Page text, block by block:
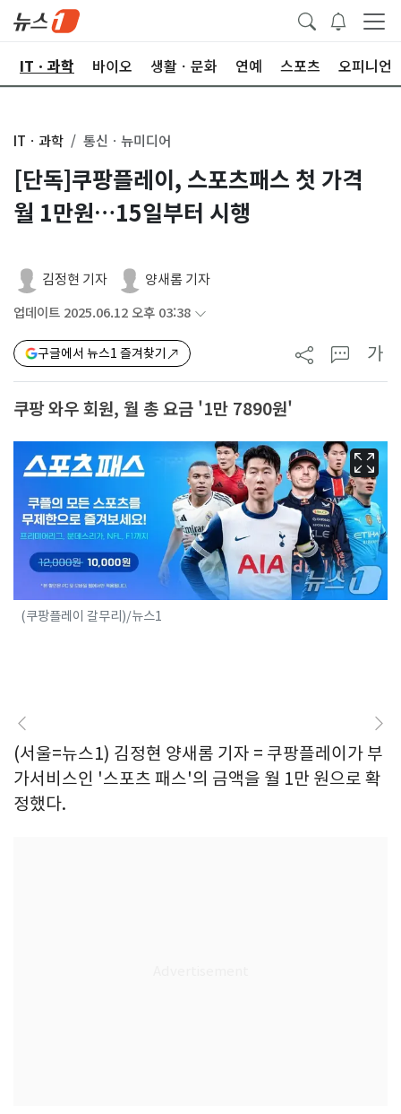
ITㆍ과학 바이오 생활ㆍ문화 연예 스포츠 오피니언
ITㆍ과학 통신ㆍ뉴미디어
[단독]쿠팡플레이, 스포츠패스 첫 가격
월 1만원…15일부터 시행
김정현 기자 양새롬 기자
업데이트 2025.06.12 오후 03:38
구글에서 뉴스1 즐겨찾기 가
쿠팡 와우 회원, 월 총 요금 '1만 7890원'
(쿠팡플레이 갈무리)/뉴스1
(서울=뉴스1) 김정현 양새롬 기자 = 쿠팡플레이가 부
가서비스인 '스포츠 패스'의 금액을 월 1만 원으로 확
정했다.